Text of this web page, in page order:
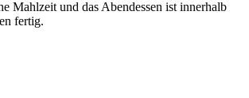
Mahlzeit und das Abendessen ist innerhalb
fertig.